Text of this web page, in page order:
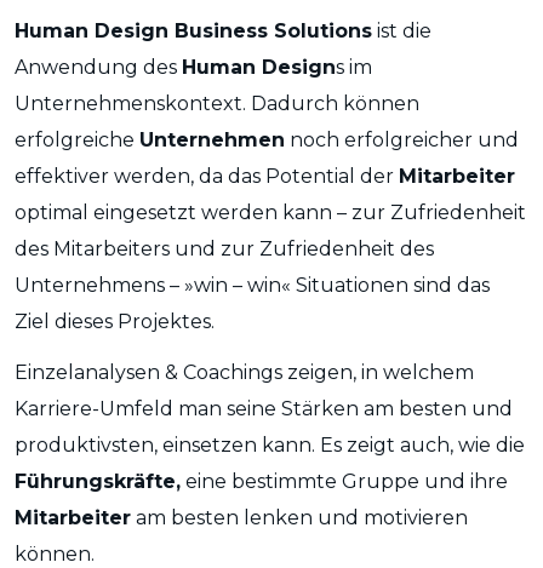
Human Design Business Solutions ist die
Anwendung des Human Designs im
Unternehmenskontext. Dadurch können
erfolgreiche Unternehmen noch erfolgreicher und
effektiver werden, da das Potential der Mitarbeiter
optimal eingesetzt werden kann – zur Zufriedenheit
des Mitarbeiters und zur Zufriedenheit des
Unternehmens – »win – win« Situationen sind das
Ziel dieses Projektes.
Einzelanalysen & Coachings zeigen, in welchem
Karriere-Umfeld man seine Stärken am besten und
produktivsten, einsetzen kann. Es zeigt auch, wie die
Führungskräfte, eine bestimmte Gruppe und ihre
Mitarbeiter am besten lenken und motivieren
können.